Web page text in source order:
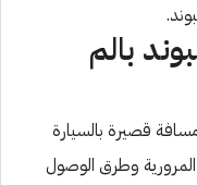
بالم
قصيرة بالسيارة
وطرق الوصول